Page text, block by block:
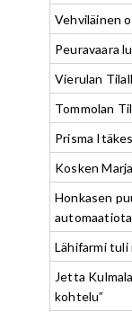
Vehviläinen
Peuravaara
Vierulan
Tommolan
Prisma
Kosken
Honkasen
automaatiota
Lähifarmi tuli
Jetta
kohtelu”